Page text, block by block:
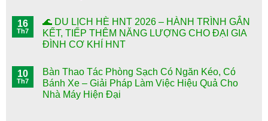
16
Th7
🌊 DU LỊCH HÈ HNT 2026 – HÀNH TRÌNH GẮN
KẾT, TIẾP THÊM NĂNG LƯỢNG CHO ĐẠI GIA
ĐÌNH CƠ KHÍ HNT
10
Th7
Bàn Thao Tác Phòng Sạch Có Ngăn Kéo, Có
Bánh Xe – Giải Pháp Làm Việc Hiệu Quả Cho
Nhà Máy Hiện Đại